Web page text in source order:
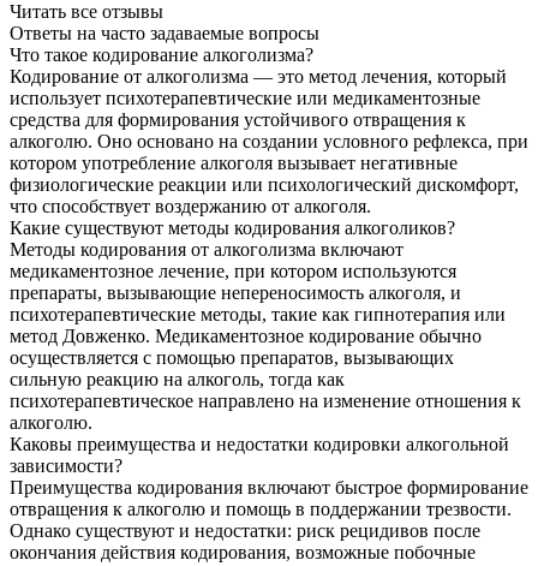
Читать все отзывы
Ответы на часто задаваемые вопросы
Что такое кодирование алкоголизма?
Кодирование от алкоголизма — это метод лечения, который
использует психотерапевтические или медикаментозные
средства для формирования устойчивого отвращения к
алкоголю. Оно основано на создании условного рефлекса, при
котором употребление алкоголя вызывает негативные
физиологические реакции или психологический дискомфорт,
что способствует воздержанию от алкоголя.
Какие существуют методы кодирования алкоголиков?
Методы кодирования от алкоголизма включают
медикаментозное лечение, при котором используются
препараты, вызывающие непереносимость алкоголя, и
психотерапевтические методы, такие как гипнотерапия или
метод Довженко. Медикаментозное кодирование обычно
осуществляется с помощью препаратов, вызывающих
сильную реакцию на алкоголь, тогда как
психотерапевтическое направлено на изменение отношения к
алкоголю.
Каковы преимущества и недостатки кодировки алкогольной
зависимости?
Преимущества кодирования включают быстрое формирование
отвращения к алкоголю и помощь в поддержании трезвости.
Однако существуют и недостатки: риск рецидивов после
окончания действия кодирования, возможные побочные